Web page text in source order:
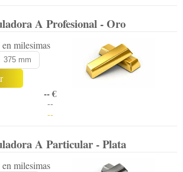
A Profesional - Oro
milesimas
-- €
--
--
A Particular - Plata
milesimas